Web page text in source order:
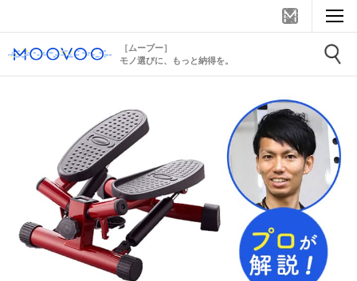
［ムーブー］
モノ選びに、もっと納得を。